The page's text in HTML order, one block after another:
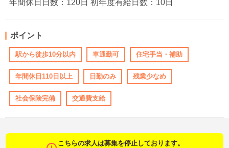
年間休日日数：120日 初年度有給日数：10日
ポイント
駅から徒歩10分以内 車通勤可 住宅手当・補助
年間休日110日以上 日勤のみ 残業少なめ
社会保険完備 交通費支給
こちらの求人は募集を停止しております。